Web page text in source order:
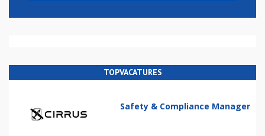
TOPVACATURES
Safety & Compliance Manager